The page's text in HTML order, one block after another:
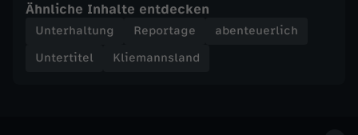
F
Ähnliche Inhalte entdecken
Unterhaltung Reportage
abenteuerlich
Untertitel
Kliemannsland